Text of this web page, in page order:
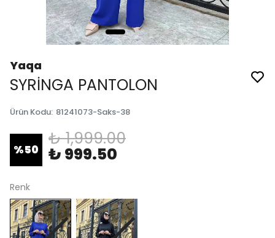
Yaqa
SYRİNGA PANTOLON
Ürün Kodu: 81241073-Saks-38
%50
₺ 1,999.00
₺ 999.50
Renk